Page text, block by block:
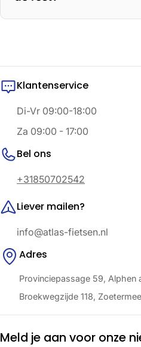
Klantenservice
Di-Vr 09:00-18:00
Za 09:00 - 17:00
Bel ons
+31850702542
Liever mailen?
info@atlas-fietsen.nl
Adres
Provinciepassage 59, Alphen
Broekwegzijde 118,
Meld je aan voor onze